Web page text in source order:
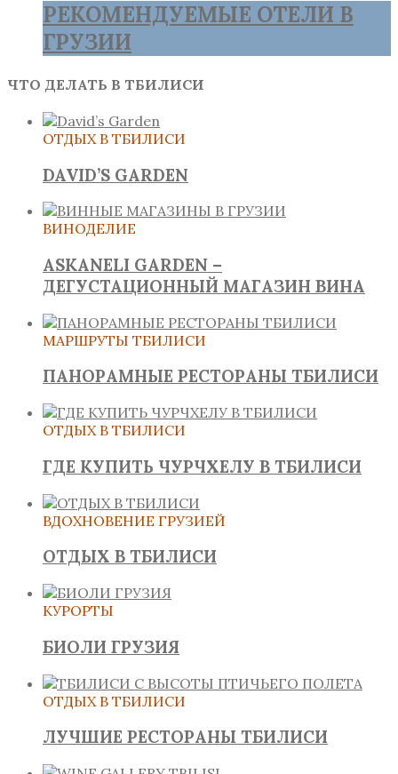
РЕКОМЕНДУЕМЫЕ ОТЕЛИ В
ГРУЗИИ
ЧТО ДЕЛАТЬ В ТБИЛИСИ
ОТДЫХ В ТБИЛИСИ
DAVID’S GARDEN
ВИНОДЕЛИЕ
ASKANELI GARDEN –
ДЕГУСТАЦИОННЫЙ МАГАЗИН ВИНА
МАРШРУТЫ ТБИЛИСИ
ПАНОРАМНЫЕ РЕСТОРАНЫ ТБИЛИСИ
ОТДЫХ В ТБИЛИСИ
ГДЕ КУПИТЬ ЧУРЧХЕЛУ В ТБИЛИСИ
ВДОХНОВЕНИЕ ГРУЗИЕЙ
ОТДЫХ В ТБИЛИСИ
КУРОРТЫ
БИОЛИ ГРУЗИЯ
ОТДЫХ В ТБИЛИСИ
ЛУЧШИЕ РЕСТОРАНЫ ТБИЛИСИ